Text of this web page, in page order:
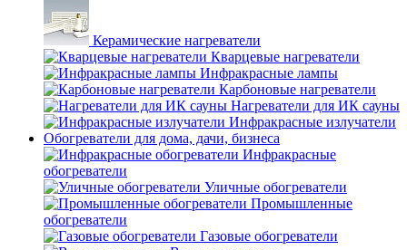
Керамические нагреватели
Кварцевые нагреватели
Инфракрасные лампы
Карбоновые нагреватели
Нагреватели для ИК сауны
Инфракрасные излучатели
Обогреватели для дома, дачи, бизнеса
Инфракрасные
обогреватели
Уличные обогреватели
Промышленные
обогреватели
Газовые обогреватели